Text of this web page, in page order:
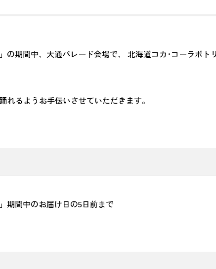
」の期間中、大通パレード会場で、 北海道コカ･コーラボ
れるようお手伝いさせていただきます。
期間中のお届け日の5日前まで